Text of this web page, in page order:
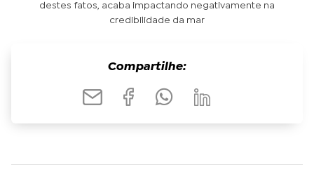
destes fatos, acaba impactando negativamente na
credibilidade da mar
Compartilhe: